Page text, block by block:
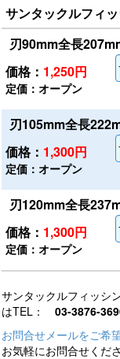
サンタックルフィ
刃90mm全長
価格： 1,250円
定価：オープン
刃105mm全長
価格： 1,300円
定価：オープン
刃120mm全長
価格： 1,300円
定価：オープン
サンタックルフィッシ
はTEL： 03-3876-
お問合せメールをご希
お気軽にお問合せくださ